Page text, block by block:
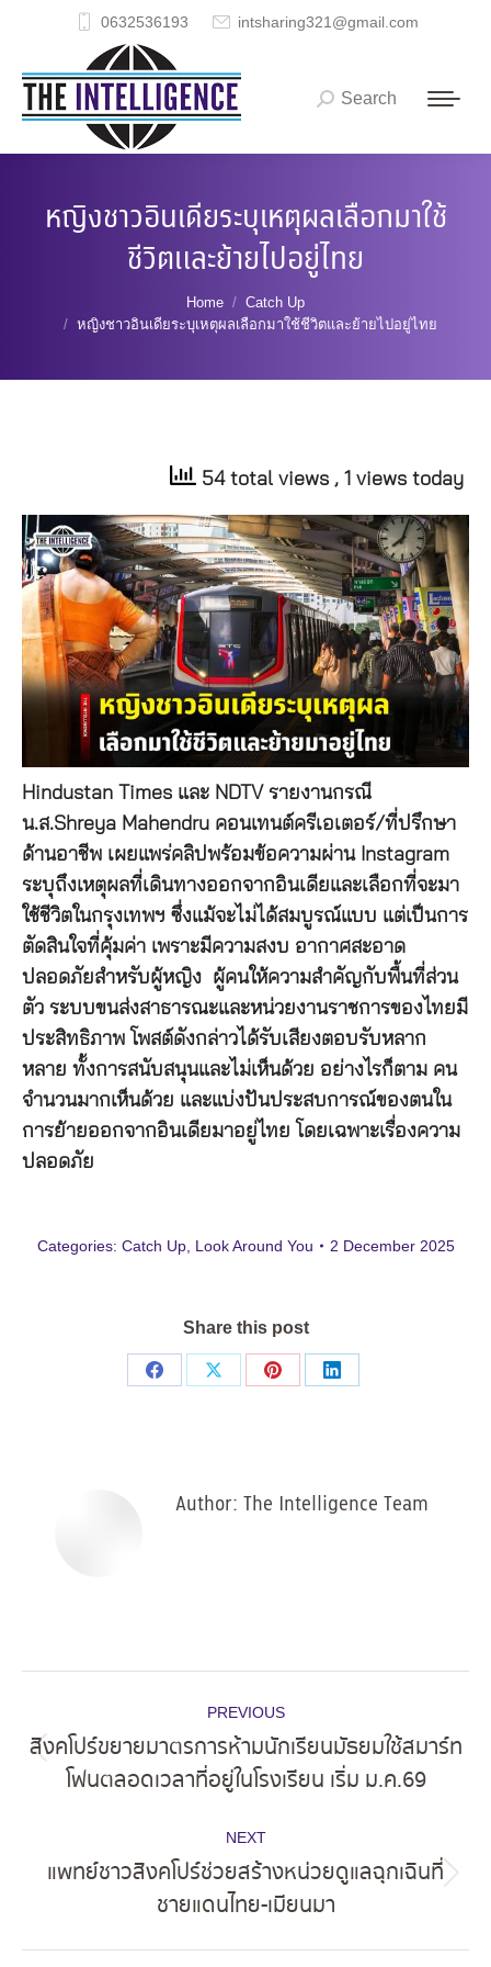
0632536193 intsharing321@gmail.com
Search:
Search
หญิงชาวอินเดียระบุเหตุผลเลือกมาใช้
ชีวิตและย้ายไปอยู่ไทย
Home
Catch Up
หญิงชาวอินเดียระบุเหตุผลเลือกมาใช้ชีวิตและย้ายไปอยู่ไทย
54 total views , 1 views today
Hindustan Times และ NDTV รายงานกรณี
น.ส.Shreya Mahendru คอนเทนต์ครีเอเตอร์/ที่ปรึกษา
ด้านอาชีพ เผยแพร่คลิปพร้อมข้อความผ่าน Instagram
ระบุถึงเหตุผลที่เดินทางออกจากอินเดียและเลือกที่จะมา
ใช้ชีวิตในกรุงเทพฯ ซึ่งแม้จะไม่ได้สมบูรณ์แบบ แต่เป็นการ
ตัดสินใจที่คุ้มค่า เพราะมีความสงบ อากาศสะอาด
ปลอดภัยสำหรับผู้หญิง ผู้คนให้ความสำคัญกับพื้นที่ส่วน
ตัว ระบบขนส่งสาธารณะและหน่วยงานราชการของไทยมี
ประสิทธิภาพ โพสต์ดังกล่าวได้รับเสียงตอบรับหลาก
หลาย ทั้งการสนับสนุนและไม่เห็นด้วย อย่างไรก็ตาม คน
จำนวนมากเห็นด้วย และแบ่งปันประสบการณ์ของตนใน
การย้ายออกจากอินเดียมาอยู่ไทย โดยเฉพาะเรื่องความ
ปลอดภัย
Categories: Catch Up, Look Around You 2 December 2025
Share this post
Share
Share
Share
Share
Author: The Intelligence Team
navigation
PREVIOUS
Previous
post:
สิงคโปร์ขยายมาตรการห้ามนักเรียนมัธยมใช้สมาร์ท
โฟนตลอดเวลาที่อยู่ในโรงเรียน เริ่ม ม.ค.69
NEXT
post:
แพทย์ชาวสิงคโปร์ช่วยสร้างหน่วยดูแลฉุกเฉินที่
ชายแดนไทย-เมียนมา